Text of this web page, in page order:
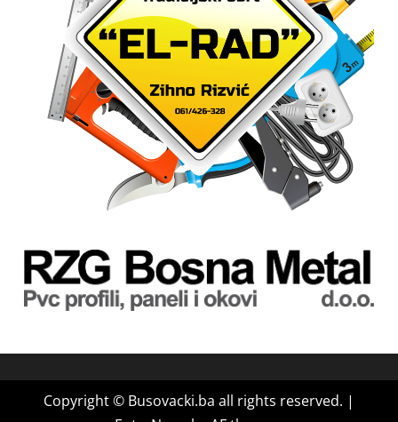
Copyright © Busovacki.ba all rights reserved. |